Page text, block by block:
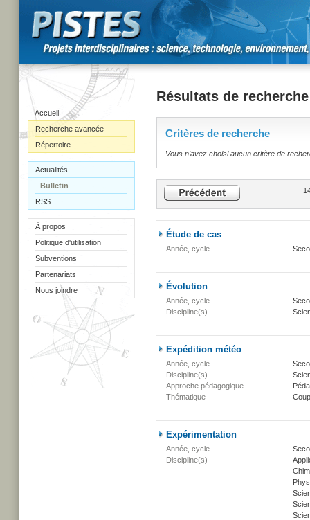
Accueil
Recherche avancée
Répertoire
Actualités
Bulletin
RSS
À propos
Politique d'utilisation
Subventions
Partenariats
Nous joindre
Résultats de recherche
Critères de recherche
Vous n'avez choisi aucun critère de
Étude de cas
Année, cycle
Évolution
Année, cycle
Discipline(s)
Expédition météo
Année, cycle
Discipline(s)
Approche pédagogique
Thématique
Expérimentation
Année, cycle
Discipline(s)